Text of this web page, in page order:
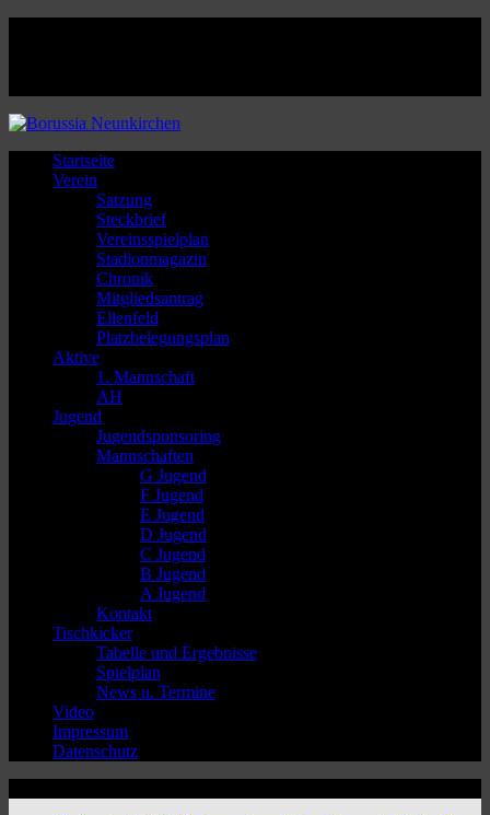
Startseite
Verein
Satzung
Steckbrief
Vereinsspielplan
Stadionmagazin
Chronik
Mitgliedsantrag
Ellenfeld
Platzbelegungsplan
Aktive
1. Mannschaft
AH
Jugend
Jugendsponsoring
Mannschaften
G Jugend
F Jugend
E Jugend
D Jugend
C Jugend
B Jugend
A Jugend
Kontakt
Tischkicker
Tabelle und Ergebnisse
Spielplan
News u. Termine
Video
Impressum
Datenschutz